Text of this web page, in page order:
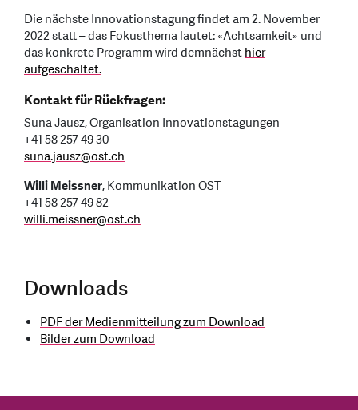
Die nächste Innovationstagung findet am 2. November
2022 statt – das Fokusthema lautet: «Achtsamkeit» und
das konkrete Programm wird demnächsthier
aufgeschaltet.
Kontakt für Rückfragen:
Suna Jausz, Organisation Innovationstagungen
+41 58 257 49 30
suna.jausz@ost.ch
Willi Meissner, Kommunikation OST
+41 58 257 49 82
willi.meissner@ost.ch
Downloads
PDF der Medienmitteilung zum Download
Bilder zum Download